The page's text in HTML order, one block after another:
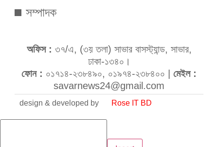
সম্পাদক
অফিস : ৩৭/এ, (৩য় তলা) সাভার বাসস্ট্যান্ড, সাভার,
ঢাকা-১৩৪০।
ফোন : ০১৭১৪-২৩৮৪৯০, ০১৯৭৪-২৩৮৪০০ | মেইল :
savarnews24@gmail.com
design & developed by Rose IT BD